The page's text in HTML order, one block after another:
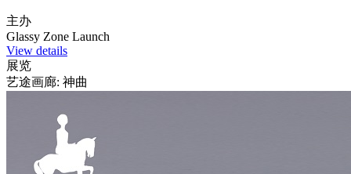
主办
Glassy Zone Launch
View details
展览
艺途画廊: 神曲